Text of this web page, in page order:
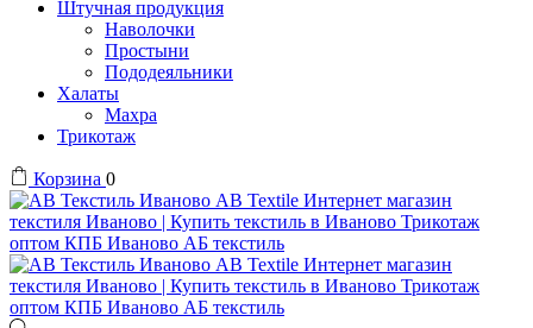
Штучная продукция
Наволочки
Простыни
Пододеяльники
Халаты
Махра
Трикотаж
Корзина 0